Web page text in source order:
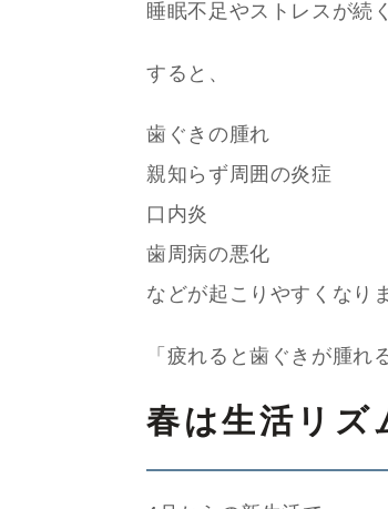
睡眠不足やストレスが続
すると、
歯ぐきの腫れ
親知らず周囲の炎症
口内炎
歯周病の悪化
などが起こりやすくなり
「疲れると歯ぐきが腫れ
春は生活リズ